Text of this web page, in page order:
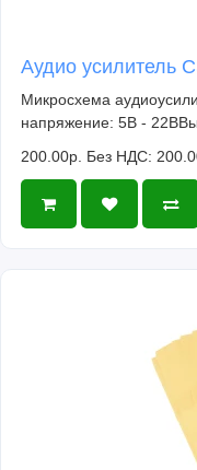
Аудио усилитель
Микросхема
напряжение: 5В -
200.00р. Без НДС: